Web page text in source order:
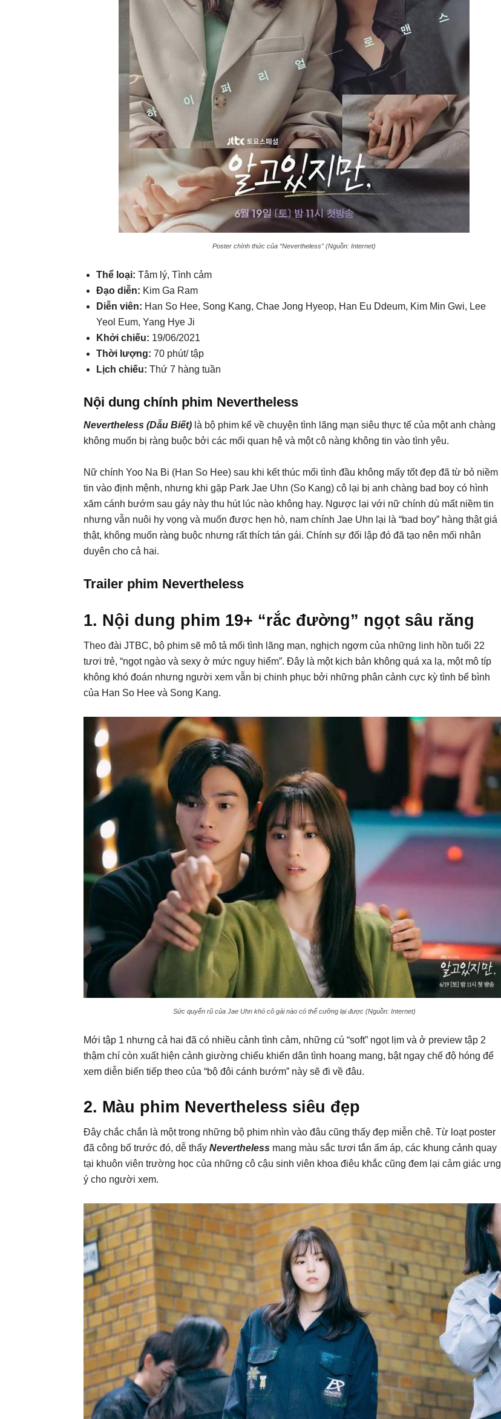
Poster chính thức của “Nevertheless” (Nguồn: Internet)
Thể loại: Tâm lý, Tình cảm
Đạo diễn: Kim Ga Ram
Diễn viên: Han So Hee, Song Kang, Chae Jong Hyeop, Han Eu Ddeum, Kim Min Gwi, Lee
Yeol Eum, Yang Hye Ji
Khởi chiếu: 19/06/2021
Thời lượng: 70 phút/ tập
Lịch chiếu: Thứ 7 hàng tuần
Nội dung chính phim Nevertheless
Nevertheless (Dẫu Biết) là bộ phim kể về chuyện tình lãng mạn siêu thực tế của một anh chàng
không muốn bị ràng buộc bởi các mối quan hệ và một cô nàng không tin vào tình yêu.
Nữ chính Yoo Na Bi (Han So Hee) sau khi kết thúc mối tình đầu không mấy tốt đẹp đã từ bỏ niềm
tin vào định mệnh, nhưng khi gặp Park Jae Uhn (So Kang) cô lại bị anh chàng bad boy có hình
xăm cánh bướm sau gáy này thu hút lúc nào không hay. Ngược lại với nữ chính dù mất niềm tin
nhưng vẫn nuôi hy vọng và muốn được hẹn hò, nam chính Jae Uhn lại là “bad boy” hàng thật giá
thật, không muốn ràng buộc nhưng rất thích tán gái. Chính sự đối lập đó đã tạo nên mối nhân
duyên cho cả hai.
Trailer phim Nevertheless
1. Nội dung phim 19+ “rắc đường” ngọt sâu răng
Theo đài JTBC, bộ phim sẽ mô tả mối tình lãng mạn, nghịch ngợm của những linh hồn tuổi 22
tươi trẻ, “ngọt ngào và sexy ở mức nguy hiểm”. Đây là một kịch bản không quá xa lạ, một mô típ
không khó đoán nhưng người xem vẫn bị chinh phục bởi những phân cảnh cực kỳ tình bể bình
của Han So Hee và Song Kang.
Sức quyến rũ của Jae Uhn khó cô gái nào có thể cưỡng lại được (Nguồn: Internet)
Mới tập 1 nhưng cả hai đã có nhiều cảnh tình cảm, những cú “soft” ngọt lịm và ở preview tập 2
thậm chí còn xuất hiện cảnh giường chiếu khiến dân tình hoang mang, bật ngay chế độ hóng để
xem diễn biến tiếp theo của “bộ đôi cánh bướm” này sẽ đi về đâu.
2. Màu phim Nevertheless siêu đẹp
Đây chắc chắn là một trong những bộ phim nhìn vào đâu cũng thấy đẹp miễn chê. Từ loạt poster
đã công bố trước đó, dễ thấy Nevertheless mang màu sắc tươi tắn ấm áp, các khung cảnh quay
tại khuôn viên trường học của những cô cậu sinh viên khoa điêu khắc cũng đem lại cảm giác ưng
ý cho người xem.